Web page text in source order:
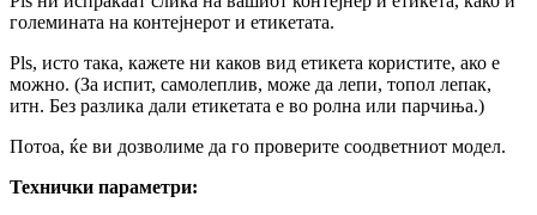
големината на контејнерот и етикетата.
Pls, исто така, кажете ни каков вид етикета користите, ако е
можно. (За испит, самолеплив, може да лепи, топол лепак,
итн. Без разлика дали етикетата е во ролна или парчиња.)
Потоа, ќе ви дозволиме да го проверите соодветниот модел.
Технички параметри: